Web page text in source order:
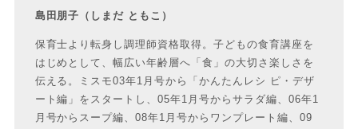
島田朋子（しまだ ともこ）
保育士より転身し調理師資格取得。子どもの食育講座を
はじめとして、幅広い年齢層へ「食」の大切さ楽しさを
伝える。ミスモ03年1月号から「かんたんレシ ピ・デザ
ート編」をスタートし、05年1月号からサラダ編、06年1
月号からスープ編、08年1月号からワンプレート編、09